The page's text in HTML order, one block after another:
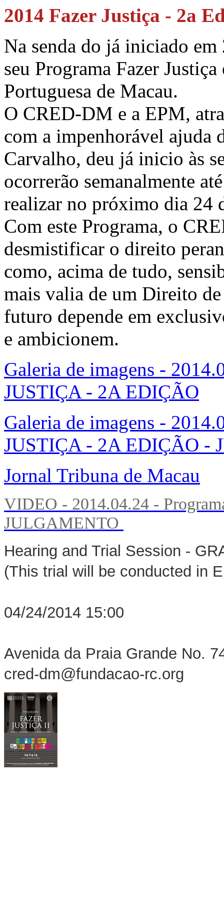
2014 Fazer Justiça - 2a
Na senda do já iniciado
seu Programa Fazer
Portuguesa de Macau.
O CRED-DM e a EPM,
com a impenhorável ajuda
Carvalho, deu já inicio às
ocorrerão semanalmente
realizar no próximo dia
Com este Programa, o
desmistificar o direito
como, acima de tudo,
mais valia de um Direito
futuro depende em
e ambicionem.
Galeria de imagens -
JUSTIÇA - 2A EDIÇÃO
Galeria de imagens -
JUSTIÇA - 2A EDIÇÃO -
Jornal Tribuna de Macau
VIDEO - 2014.04.24 -
JULGAMENTO
Hearing and Trial Session -
(This trial will be conducted in
04/24/2014 15:00
Avenida da Praia Grande No.
cred-dm@fundacao-rc.org